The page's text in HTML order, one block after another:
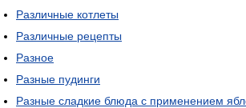
Различные котлеты
Различные рецепты
Разное
Разные пудинги
Разные сладкие блюда с применением